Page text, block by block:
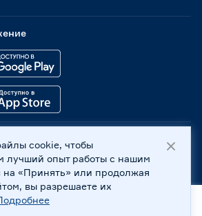
2004 -2026, 236029, г. Калининград,
ИНН 7702596813, КПП 390601001 ©
персональных данных
cookie, чтобы
лучший опыт работы с нашим
«Принять» или продолжая
вы разрешаете их